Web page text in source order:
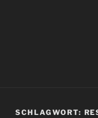
SCHLAGWORT: